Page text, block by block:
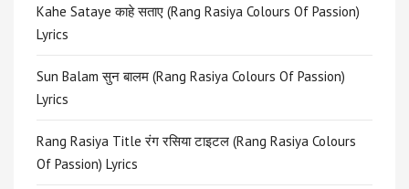
Kahe Sataye काहे सताए (Rang Rasiya Colours Of Passion)
Lyrics
Sun Balam सुन बालम (Rang Rasiya Colours Of Passion)
Lyrics
Rang Rasiya Title रंग रसिया टाइटल (Rang Rasiya Colours
Of Passion) Lyrics